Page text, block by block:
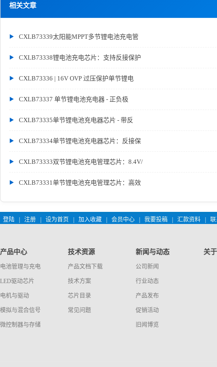
相关文章
CXLB73339太阳能MPPT多节锂电池充电管
CXLB73338锂电池充电芯片：支持反接保护
CXLB73336 | 16V OVP 过压保护单节锂电
CXLB73337 单节锂电池充电器 - 正负极
CXLB73335单节锂电池充电器芯片 - 带反
CXLB73334单节锂电池充电器芯片：反接保
CXLB73333双节锂电池充电管理芯片：8.4V/
CXLB73331单节锂电池充电管理芯片：高效
登陆 注册 设为首页 加入收藏 会员中心 我要投稿 汇款资料
产品中心
电池管理与充电
LED驱动芯片
电机与驱动
模拟与混合信号
微控制器与存储
技术资源
产品文档下载
技术方案
芯片目录
常见问题
新闻与动态
公司新闻
行业动态
产品发布
促销活动
旧闻博览
关